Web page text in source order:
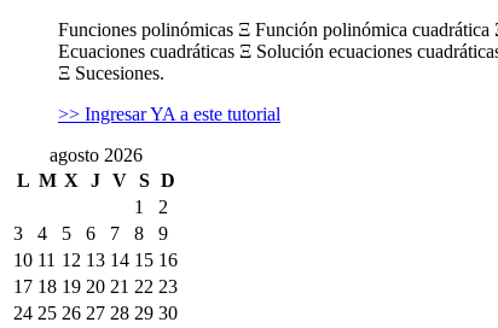
Funciones polinómicas Ξ Función polinómica
Ecuaciones cuadráticas Ξ Solución ecuaciones
Ξ Sucesiones.
>> Ingresar YA a este tutorial
agosto 2026
L M X J V S D
1
2
3
4 5 6 7 8
9
10 11 12 13 14 15 16
17 18 19 20 21 22 23
24 25 26 27 28 29 30